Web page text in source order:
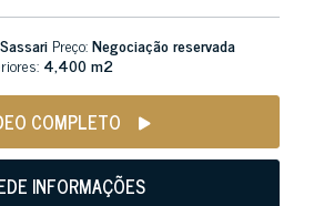
Preço:Negociação reservada
4,400 m2
COMPLETO
INFORMAÇÕES